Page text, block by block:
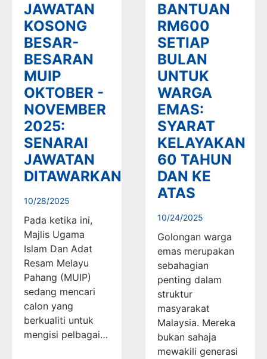
JAWATAN
KOSONG
BESAR-
BESARAN
MUIP
OKTOBER -
NOVEMBER
2025:
SENARAI
JAWATAN
DITAWARKAN
10/28/2025
Pada ketika ini,
Majlis Ugama
Islam Dan Adat
Resam Melayu
Pahang (MUIP)
sedang mencari
calon yang
berkualiti untuk
mengisi pelbagai…
BANTUAN
RM600
SETIAP
BULAN
UNTUK
WARGA
EMAS:
SYARAT
KELAYAKAN
60 TAHUN
DAN KE
ATAS
10/24/2025
Golongan warga
emas merupakan
sebahagian
penting dalam
struktur
masyarakat
Malaysia. Mereka
bukan sahaja
mewakili generasi